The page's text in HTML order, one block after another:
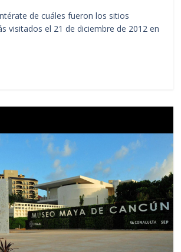
de cuáles fueron los sitios
visitados el 21 de diciembre de 2012 en